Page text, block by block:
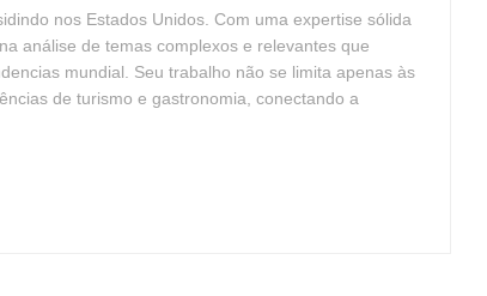
nos Estados Unidos. Com uma expertise sólida
análise de temas complexos e relevantes que
mundial. Seu trabalho não se limita apenas às
de turismo e gastronomia, conectando a